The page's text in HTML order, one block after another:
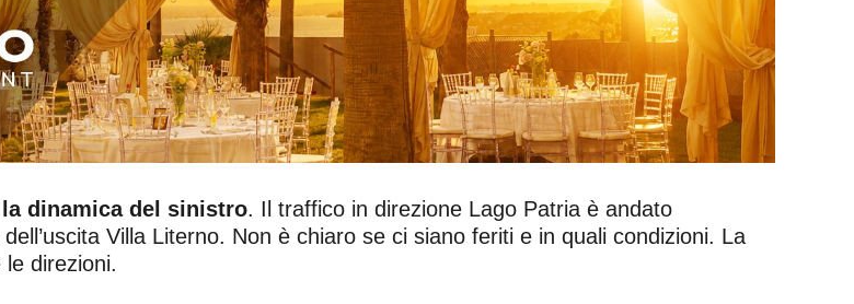
dinamica del sinistro. Il traffico in direzione Lago Patria è andato
Villa Literno. Non è chiaro se ci siano feriti e in quali condizioni. La
direzioni.